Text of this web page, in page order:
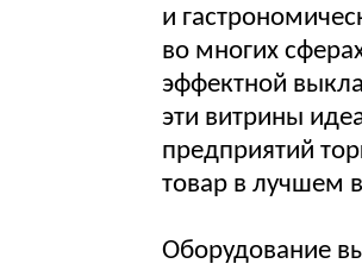
и
во многих
эффектной
эти витрины
предприятий
товар в лучшем
Оборудование